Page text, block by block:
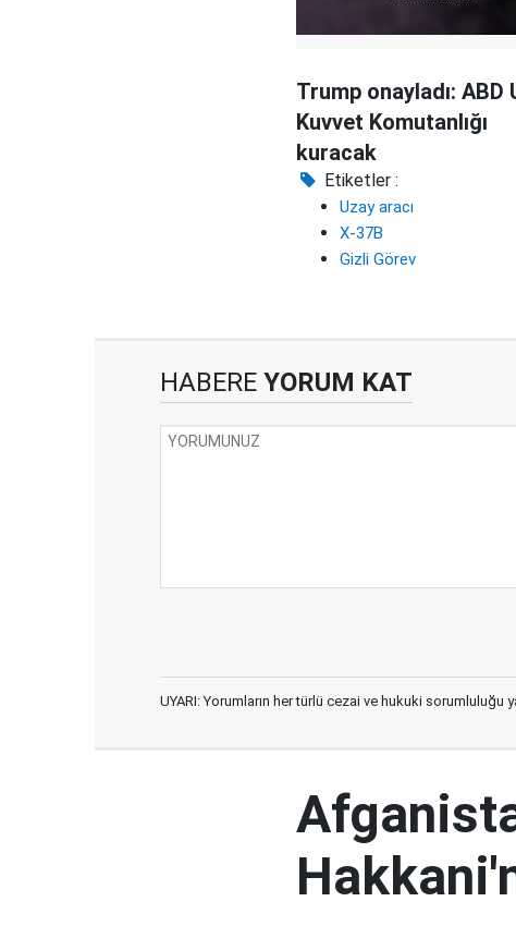
Trump onayladı: ABD
Kuvvet Komutanlığı
kuracak
Etiketler :
Uzay aracı
X-37B
Gizli Görev
HABERE YORUM KAT
UYARI: Yorumların her türlü cezai ve hukuki sorumluluğu